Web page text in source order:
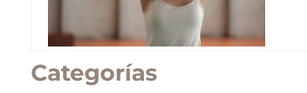
Categorías